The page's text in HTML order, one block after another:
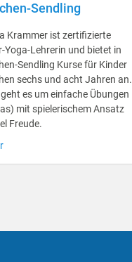
Sendling
Krammer ist zertifizierte
Yoga-Lehrerin und bietet in
Sendling Kurse für Kinder
sechs und acht Jahren an.
es um einfache Übungen
mit spielerischem Ansatz
Freude.